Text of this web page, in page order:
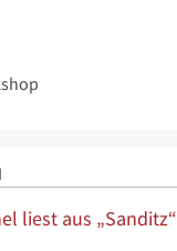
liest aus „Sanditz“